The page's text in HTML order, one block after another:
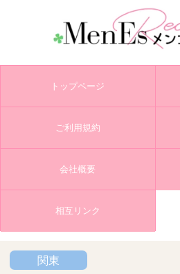
トップページ
ご利用規約
会社概要
相互リンク
関東